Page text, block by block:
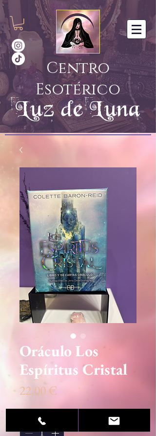
Centro
Esotérico
Luz de Luna
Oráculo Los
Espíritus Cristal
22,00 €
Cantidad